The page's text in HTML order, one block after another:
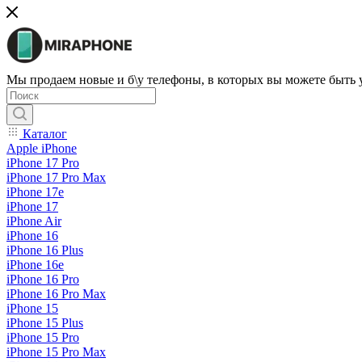
Мы продаем новые и б\у телефоны, в которых вы можете быть
Каталог
Apple iPhone
iPhone 17 Pro
iPhone 17 Pro Max
iPhone 17e
iPhone 17
iPhone Air
iPhone 16
iPhone 16 Plus
iPhone 16e
iPhone 16 Pro
iPhone 16 Pro Max
iPhone 15
iPhone 15 Plus
iPhone 15 Pro
iPhone 15 Pro Max